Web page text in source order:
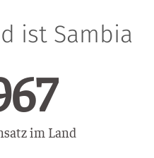
ist Sambia
im Land